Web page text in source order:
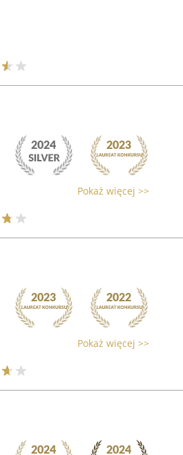
Pokaż więcej >>
Pokaż więcej >>